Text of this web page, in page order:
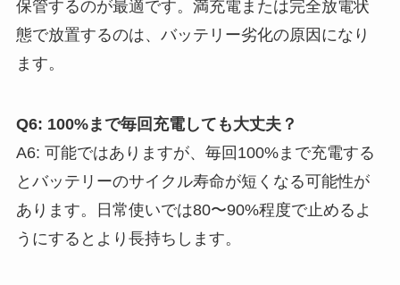
保管するのが最適です。満充電または完全放電状
態で放置するのは、バッテリー劣化の原因になり
ます。
Q6: 100%まで毎回充電しても大丈夫？
A6: 可能ではありますが、毎回100%まで充電する
とバッテリーのサイクル寿命が短くなる可能性が
あります。日常使いでは80〜90%程度で止めるよ
うにするとより長持ちします。